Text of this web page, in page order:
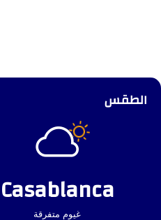
الطقس
Casablanca
غيوم متفرقة